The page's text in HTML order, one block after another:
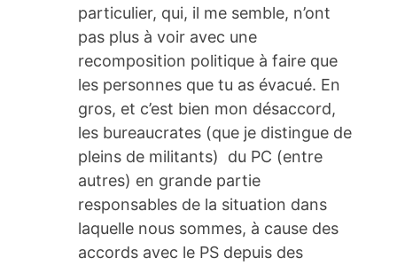
particulier, qui, il me semble, n’ont
pas plus à voir avec une
recomposition politique à faire que
les personnes que tu as évacué. En
gros, et c’est bien mon désaccord,
les bureaucrates (que je distingue de
pleins de militants) du PC (entre
autres) en grande partie
responsables de la situation dans
laquelle nous sommes, à cause des
accords avec le PS depuis des